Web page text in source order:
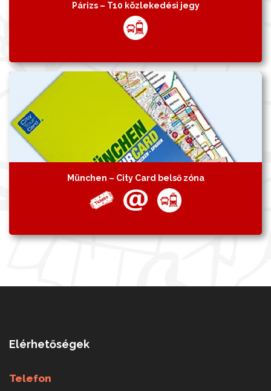
Párizs – T10 közlekedési jegy
München – City Card belső zóna
Elérhetőségek
Telefon